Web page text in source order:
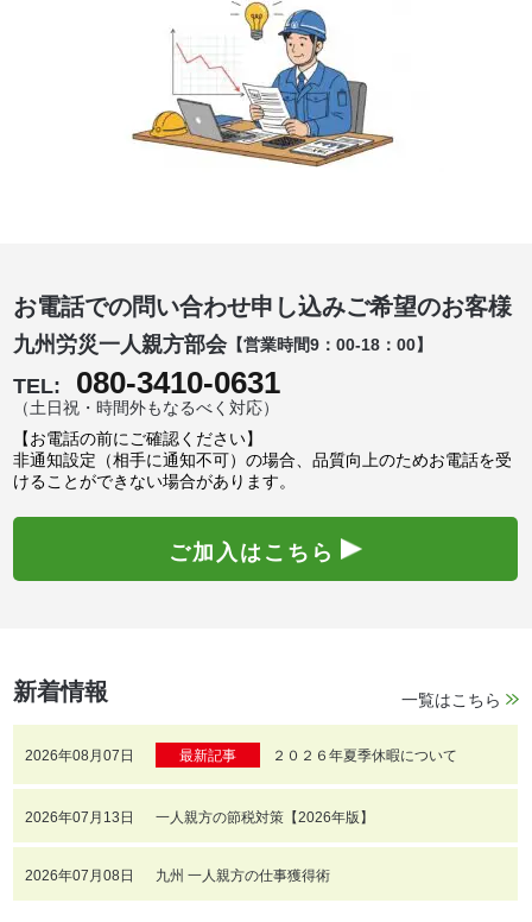
お電話での問い合わせ申し込みご希望のお客様
九州労災一人親方部会【営業時間9：00-18：00】
TEL: 080-3410-0631
（土日祝・時間外もなるべく対応）
【お電話の前にご確認ください】
非通知設定（相手に通知不可）の場合、品質向上のためお電話を受
けることができない場合があります。
ご加入はこちら
新着情報
2026年08月07日 最新記事 ２０２６年夏季休暇について
2026年07月13日 一人親方の節税対策【2026年版】
2026年07月08日 九州 一人親方の仕事獲得術
一覧はこちら